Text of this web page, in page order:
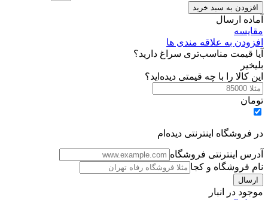
افزودن به سبد خرید
آماده ارسال
مقایسه
افزودن به علاقه مندی ها
آیا قیمت مناسب‌تری سراغ دارید؟
بلیخیر
این کالا را با چه قیمتی دیده‌اید؟
تومان
در فروشگاه اینترنتی دیده‌ام
آدرس اینترنتی فروشگاه
نام فروشگاه و کجا
موجود در انبار